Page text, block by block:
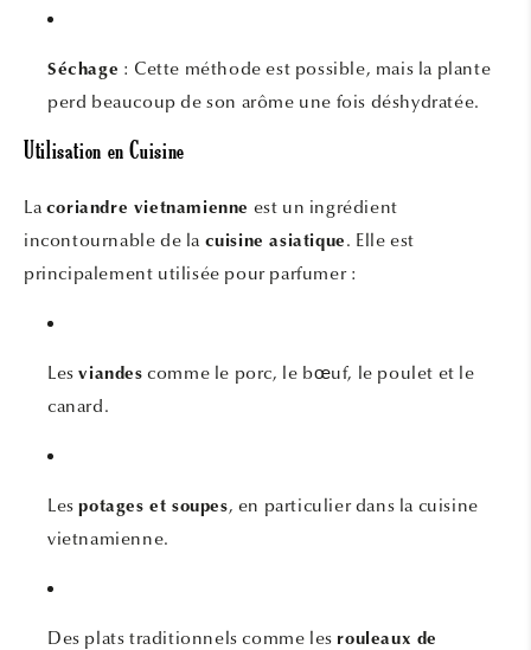
Séchage : Cette méthode est possible, mais la plante
perd beaucoup de son arôme une fois déshydratée.
Utilisation en Cuisine
La coriandre vietnamienne est un ingrédient
incontournable de la cuisine asiatique . Elle est
principalement utilisée pour parfumer :
Lesviandes comme le porc, le bœuf, le poulet et le
canard.
Lespotages et soupes, en particulier dans la cuisine
vietnamienne.
Des plats traditionnels comme les rouleaux de